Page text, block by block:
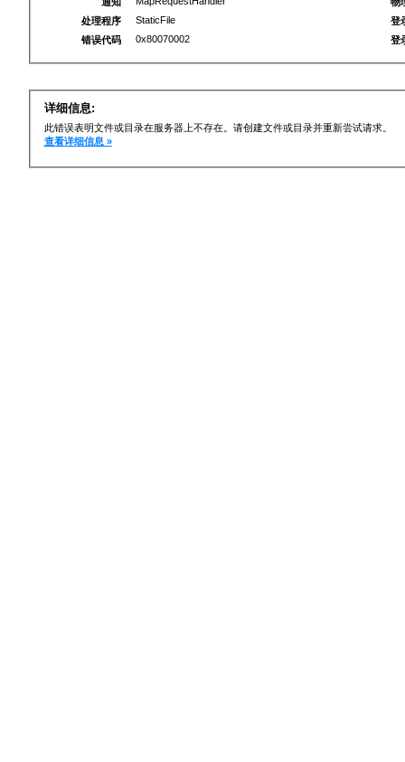
处理程序
StaticFile
错误代码
0x80070002
登
登
详细信息:
此错误表明文件或目录在服务器上不存在。请创建文件或目录并重新尝试请求。
查看详细信息 »